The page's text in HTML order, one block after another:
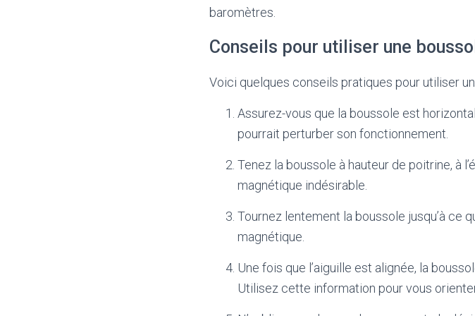
baromètres.
Conseils pour utiliser une
Voici quelques conseils pratiques pour utiliser
Assurez-vous que la boussole est
pourrait perturber son fonctionnement.
Tenez la boussole à hauteur de poitrine, à
magnétique indésirable.
Tournez lentement la boussole jusqu’à ce
magnétique.
Une fois que l’aiguille est alignée, la
Utilisez cette information pour vous